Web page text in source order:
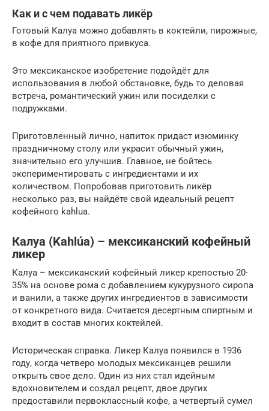
Как и с чем подавать ликёр
Готовый Калуа можно добавлять в коктейли, пирожные,
в кофе для приятного привкуса.
Это мексиканское изобретение подойдёт для
использования в любой обстановке, будь то деловая
встреча, романтический ужин или посиделки с
подружками.
Приготовленный лично, напиток придаст изюминку
праздничному столу или украсит обычный ужин,
значительно его улучшив. Главное, не бойтесь
экспериментировать с ингредиентами и их
количеством. Попробовав приготовить ликёр
несколько раз, вы найдёте свой идеальный рецепт
кофейного kahlua.
Калуа (Kahlúa) – мексиканский кофейный
ликер
Калуа – мексиканский кофейный ликер крепостью 20-
35% на основе рома с добавлением кукурузного сиропа
и ванили, а также других ингредиентов в зависимости
от конкретного вида. Считается десертным спиртным и
входит в состав многих коктейлей.
Историческая справка. Ликер Калуа появился в 1936
году, когда четверо молодых мексиканцев решили
открыть свое дело. Один из них стал идейным
вдохновителем и создал рецепт, двое других
предоставили первоклассный кофе, а четвертый сумел